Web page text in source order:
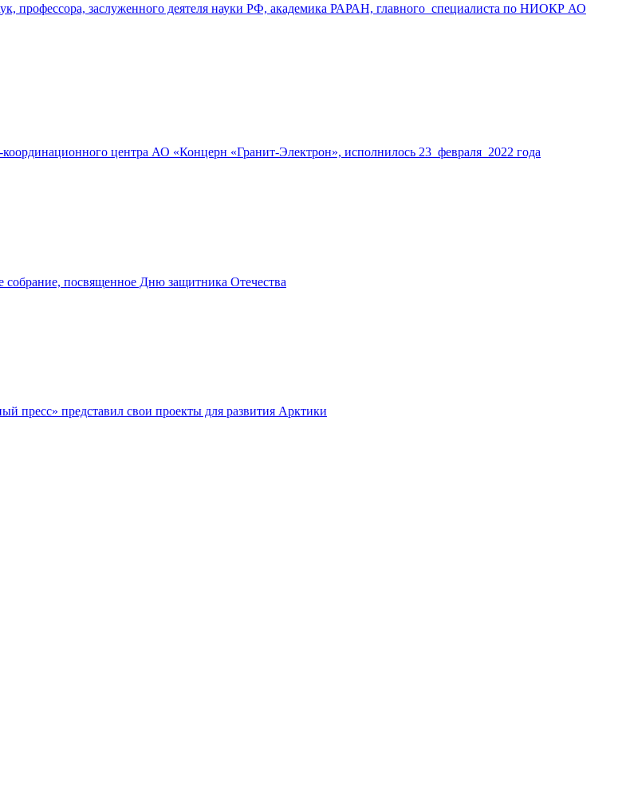
профессора, заслуженного деятеля науки РФ, академика РАРАН, главного специалиста по НИОКР АО
центра АО «Концерн «Гранит-Электрон», исполнилось 23 февраля 2022 года
собрание, посвященное Дню защитника Отечества
пресс» представил свои проекты для развития Арктики